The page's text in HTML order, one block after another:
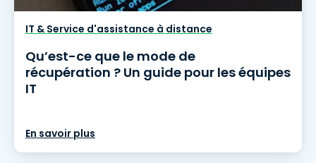
IT & Service d'assistance à distance
Qu’est-ce que le mode de
récupération ? Un guide pour les équipes
IT
En savoir plus